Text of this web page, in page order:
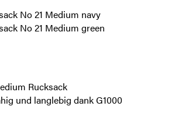
Rucksack
und langlebig dank G1000